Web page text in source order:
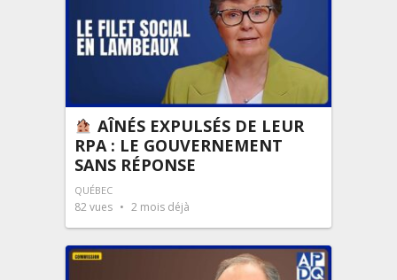
AÎNÉS EXPULSÉS DE LEUR
RPA : LE GOUVERNEMENT
SANS RÉPONSE
QUÉBEC
82vues 2 mois déjà